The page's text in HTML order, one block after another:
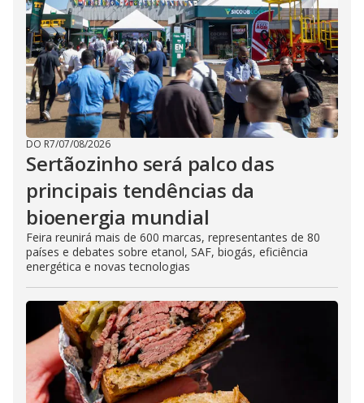
DO R7/07/08/2026
Sertãozinho será palco das
principais tendências da
bioenergia mundial
Feira reunirá mais de 600 marcas, representantes de 80
países e debates sobre etanol, SAF, biogás, eficiência
energética e novas tecnologias